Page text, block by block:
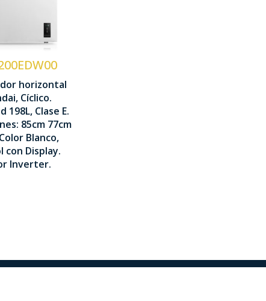
horizontal
Cíclico.
198L, Clase E.
85cm 77cm
Blanco,
con Display.
Inverter.
LED
x 770 x
mm